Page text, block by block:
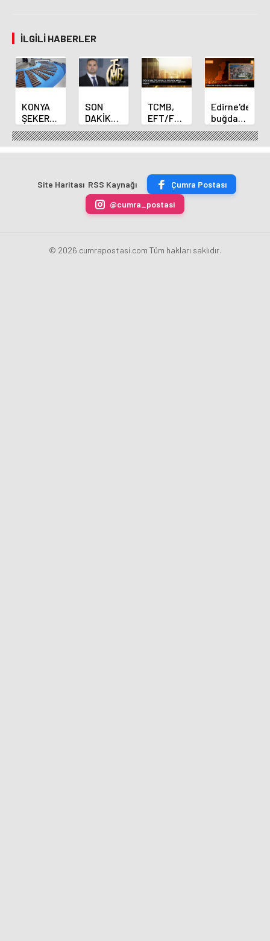
İLGILI HABERLER
KONYA
ŞEKER
YILLIK 7
BİN 500
TON
ÜRETİLECEK
SON
DAKİKA
HABERİ:
Yeni
Merkez
Fatih
Karahan
oldu
TCMB,
EFT/FAST
işlemleri
için
fazla
uygulamasını
kaldırdı
Edirne'de
buğday
ve arpa
ekim
sezonu
erdi
Site Haritası RSS Kaynağı
Çumra Postası
@cumra_postasi
© 2026 cumrapostasi.com Tüm hakları saklıdır.